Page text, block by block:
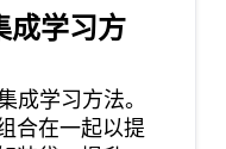
名信号。排名
主要方法之一
的
之类
学习方
成学习方法。
合在一起以提